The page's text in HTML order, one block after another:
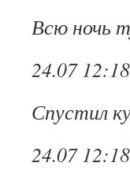
Всю ночь
24.07 12:18
Спустил
24.07 12:18